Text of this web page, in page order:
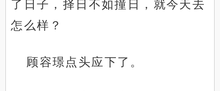
了日子，择日不如撞日，就今天去
怎么样？
顾容璟点头应下了。